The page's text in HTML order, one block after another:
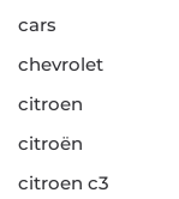
cars
chevrolet
citroen
citroën
citroen c3